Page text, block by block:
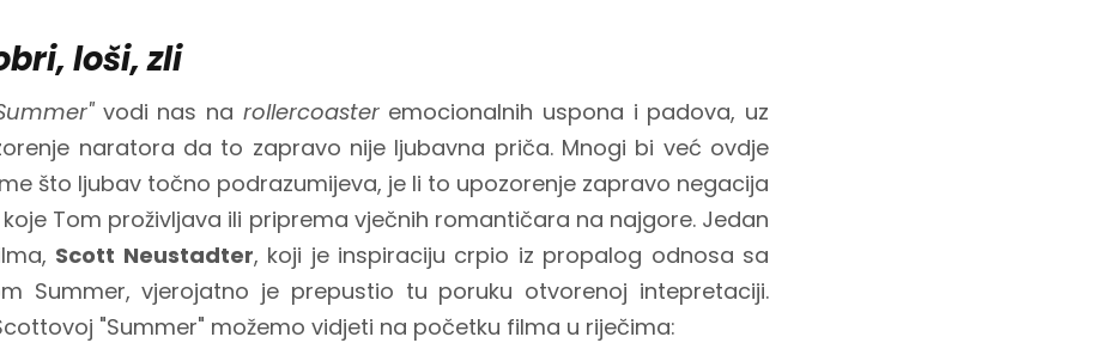
loši, zli
vodi nas na rollercoaster emocionalnih uspona i padova, uz
naratora da to zapravo nije ljubavna priča. Mnogi bi već ovdje
što ljubav točno podrazumijeva, je li to upozorenje zapravo negacija
Tom proživljava ili priprema vječnih romantičara na najgore. Jedan
Scott Neustadter, koji je inspiraciju crpio iz propalog odnosa sa
Summer, vjerojatno je prepustio tu poruku otvorenoj intepretaciji.
"Summer" možemo vidjeti na početku filma u riječima: